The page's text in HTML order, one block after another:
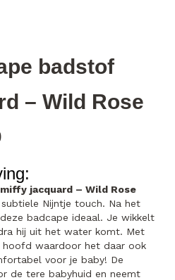
badstof
– Wild Rose
jacquard – Wild Rose
Nijntje touch. Na het
badcape ideaal. Je wikkelt
hij uit het water komt. Met
waardoor het daar ook
voor je baby! De
de tere babyhuid en neemt